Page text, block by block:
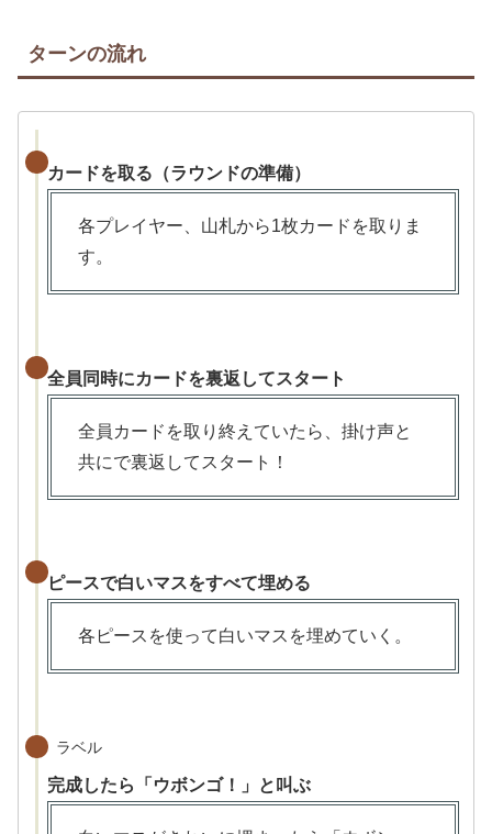
ターンの流れ
カードを取る（ラウンドの準備）
各プレイヤー、山札から1枚カードを取りま
す。
全員同時にカードを裏返してスタート
全員カードを取り終えていたら、掛け声と
共にで裏返してスタート！
ピースで白いマスをすべて埋める
各ピースを使って白いマスを埋めていく。
ラベル
完成したら「ウボンゴ！」と叫ぶ